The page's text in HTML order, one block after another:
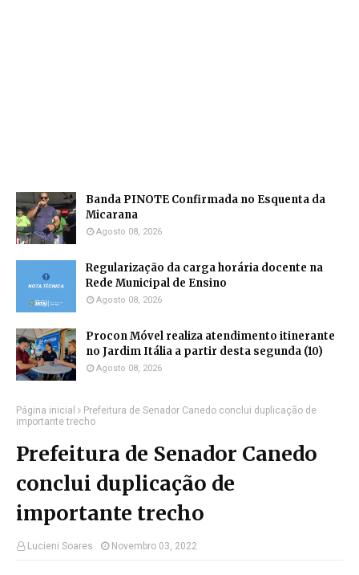
Banda PINOTE Confirmada no Esquenta da
Micarana
Agosto 08, 2026
Regularização da carga horária docente na
Rede Municipal de Ensino
Agosto 08, 2026
Procon Móvel realiza atendimento itinerante
no Jardim Itália a partir desta segunda (10)
Agosto 08, 2026
Página inicial
Prefeitura de Senador Canedo conclui duplicação de
importante trecho
Prefeitura de Senador Canedo
conclui duplicação de
importante trecho
Lucieni Soares Novembro 03, 2022